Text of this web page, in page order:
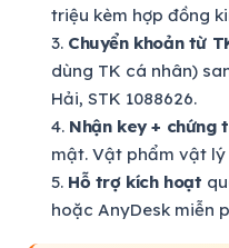
triệu kèm hợp đồng
Chuyển khoản từ
dùng TK cá nhân)
Hải, STK 1088626.
Nhận key + chứng
mật. Vật phẩm vật
Hỗ trợ kích hoạt
hoặc AnyDesk miễn